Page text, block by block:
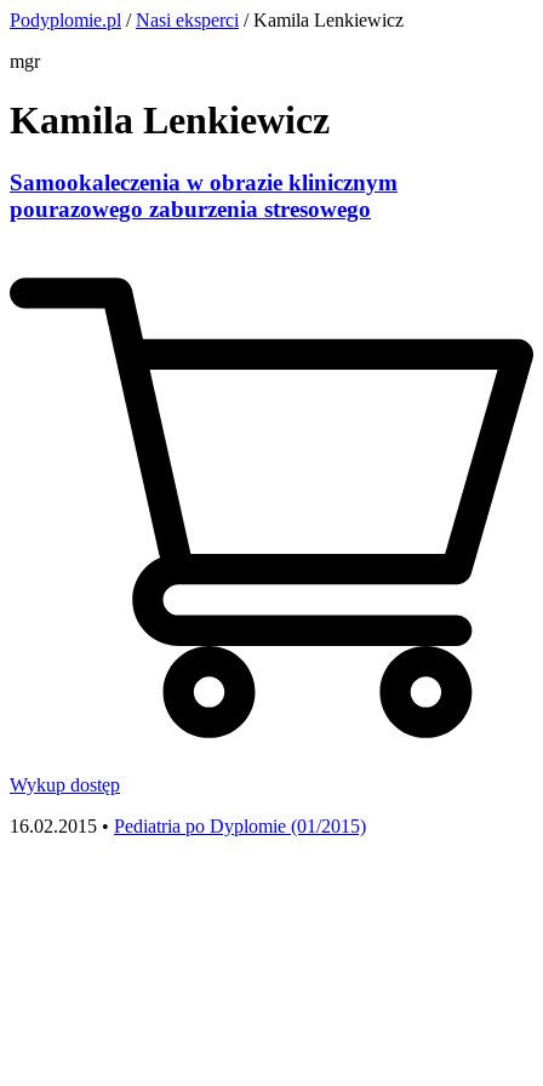
Podyplomie.pl /Nasi eksperci / Kamila Lenkiewicz
mgr
Kamila Lenkiewicz
Samookaleczenia w obrazie klinicznym
pourazowego zaburzenia stresowego
Wykup dostęp
16.02.2015 • Pediatria po Dyplomie (01/2015)